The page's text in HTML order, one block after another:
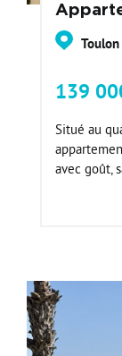
139
Situé au
avec goût,